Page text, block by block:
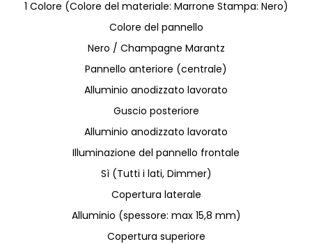
1 Colore (Colore del materiale: Marrone Stampa: Nero)
Colore del pannello
Nero / Champagne Marantz
Pannello anteriore (centrale)
Alluminio anodizzato lavorato
Guscio posteriore
Alluminio anodizzato lavorato
Illuminazione del pannello frontale
Sì (Tutti i lati, Dimmer)
Copertura laterale
Alluminio (spessore: max 15,8 mm)
Copertura superiore